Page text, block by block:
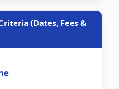
(Dates, Fees &